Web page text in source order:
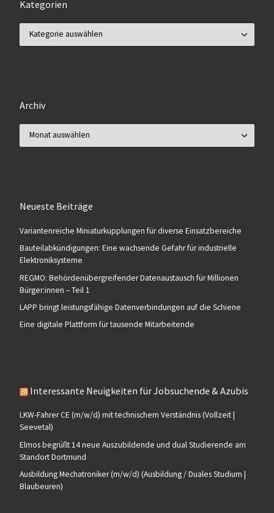
Kategorien
Archiv
Neueste Beiträge
Variantenreiche Miniaturkupplungen für diverse Einsatzbereiche
Bauteilabkündigungen: Eine wachsende Gefahr für industrielle
Elektroniksysteme
REGMO: Behördenübergreifender Datenaustausch für Millionen
Bürger:innen – Teil 1
LAPP bringt leistungsfähige Datenverbindungen auf die Schiene
Eine digitale Plattform für tausende Mitarbeitende
Interessante Neuigkeiten für Jobsuchende & Azubis
LKW-Fahrer CE (m/w/d) mit technischem Verständnis (Vollzeit |
Seevetal)
Elmos begrüßt 14 neue Auszubildende und dual Studierende am
Standort Dortmund
Ausbildung Mechatroniker (m/w/d) (Ausbildung / Duales Studium |
Blaubeuren)